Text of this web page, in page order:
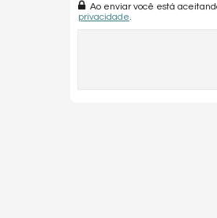
Ao enviar você está
privacidade